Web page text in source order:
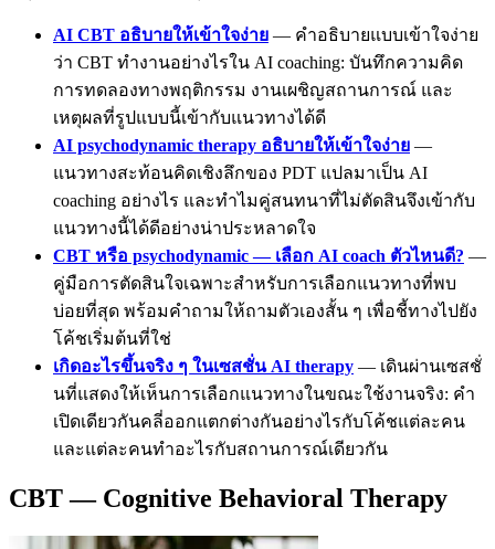
AI CBT อธิบายให้เข้าใจง่าย — คำอธิบายแบบเข้าใจง่าย
ว่า CBT ทำงานอย่างไรใน AI coaching: บันทึกความคิด
การทดลองทางพฤติกรรม งานเผชิญสถานการณ์ และ
เหตุผลที่รูปแบบนี้เข้ากับแนวทางได้ดี
AI psychodynamic therapy อธิบายให้เข้าใจง่าย —
แนวทางสะท้อนคิดเชิงลึกของ PDT แปลมาเป็น AI
coaching อย่างไร และทำไมคู่สนทนาที่ไม่ตัดสินจึงเข้ากับ
แนวทางนี้ได้ดีอย่างน่าประหลาดใจ
CBT หรือ psychodynamic — เลือก AI coach ตัวไหนดี? —
คู่มือการตัดสินใจเฉพาะสำหรับการเลือกแนวทางที่พบ
บ่อยที่สุด พร้อมคำถามให้ถามตัวเองสั้น ๆ เพื่อชี้ทางไปยัง
โค้ชเริ่มต้นที่ใช่
เกิดอะไรขึ้นจริง ๆ ในเซสชั่น AI therapy — เดินผ่านเซสชั่
นที่แสดงให้เห็นการเลือกแนวทางในขณะใช้งานจริง: คำ
เปิดเดียวกันคลี่ออกแตกต่างกันอย่างไรกับโค้ชแต่ละคน
และแต่ละคนทำอะไรกับสถานการณ์เดียวกัน
CBT — Cognitive Behavioral Therapy